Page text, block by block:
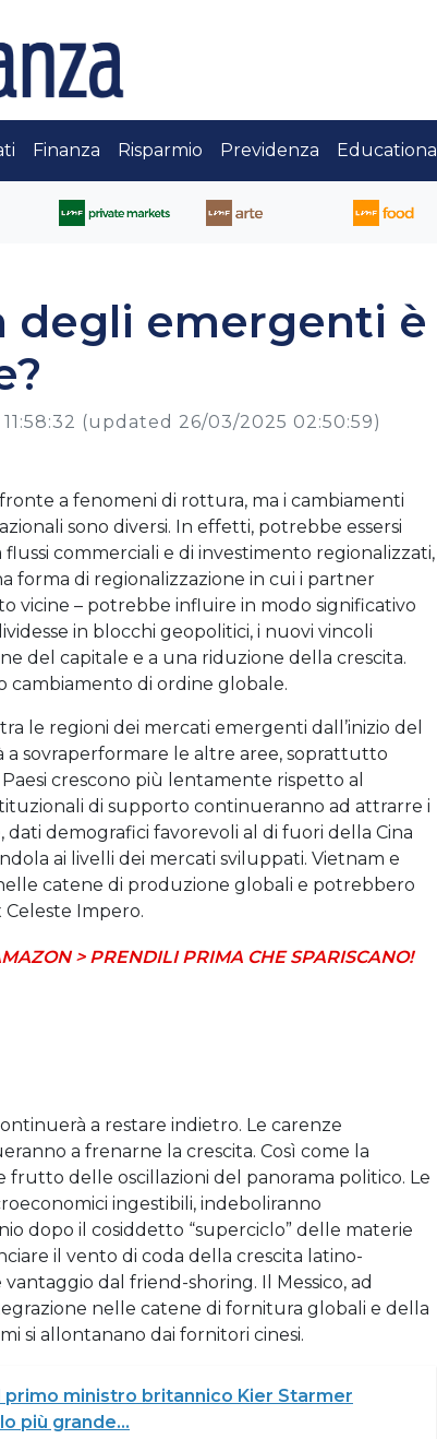
Finanza Risparmio Previdenza Educational
degli emergenti è
(updated 26/03/2025 02:50:59)
a fenomeni di rottura, ma i cambiamenti
sono diversi. In effetti, potrebbe essersi
commerciali e di investimento regionalizzati,
forma di regionalizzazione in cui i partner
vicine – potrebbe influire in modo significativo
in blocchi geopolitici, i nuovi vincoli
del capitale e a una riduzione della crescita.
cambiamento di ordine globale.
le regioni dei mercati emergenti dall’inizio del
a sovraperformare le altre aree, soprattutto
crescono più lentamente rispetto al
di supporto continueranno ad attrarre i
demografici favorevoli al di fuori della Cina
ai livelli dei mercati sviluppati. Vietnam e
catene di produzione globali e potrebbero
Impero.
> PRENDILI PRIMA CHE SPARISCANO!
a restare indietro. Le carenze
a frenarne la crescita. Così come la
delle oscillazioni del panorama politico. Le
ingestibili, indeboliranno
dopo il cosiddetto “superciclo” delle materie
il vento di coda della crescita latino-
dal friend-shoring. Il Messico, ad
nelle catene di fornitura globali e della
si allontanano dai fornitori cinesi.
ministro britannico Kier Starmer
più grande...